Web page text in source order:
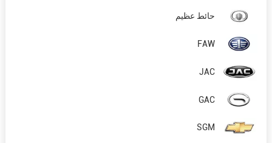
حائط عظيم
FAW
JAC
GAC
SGM